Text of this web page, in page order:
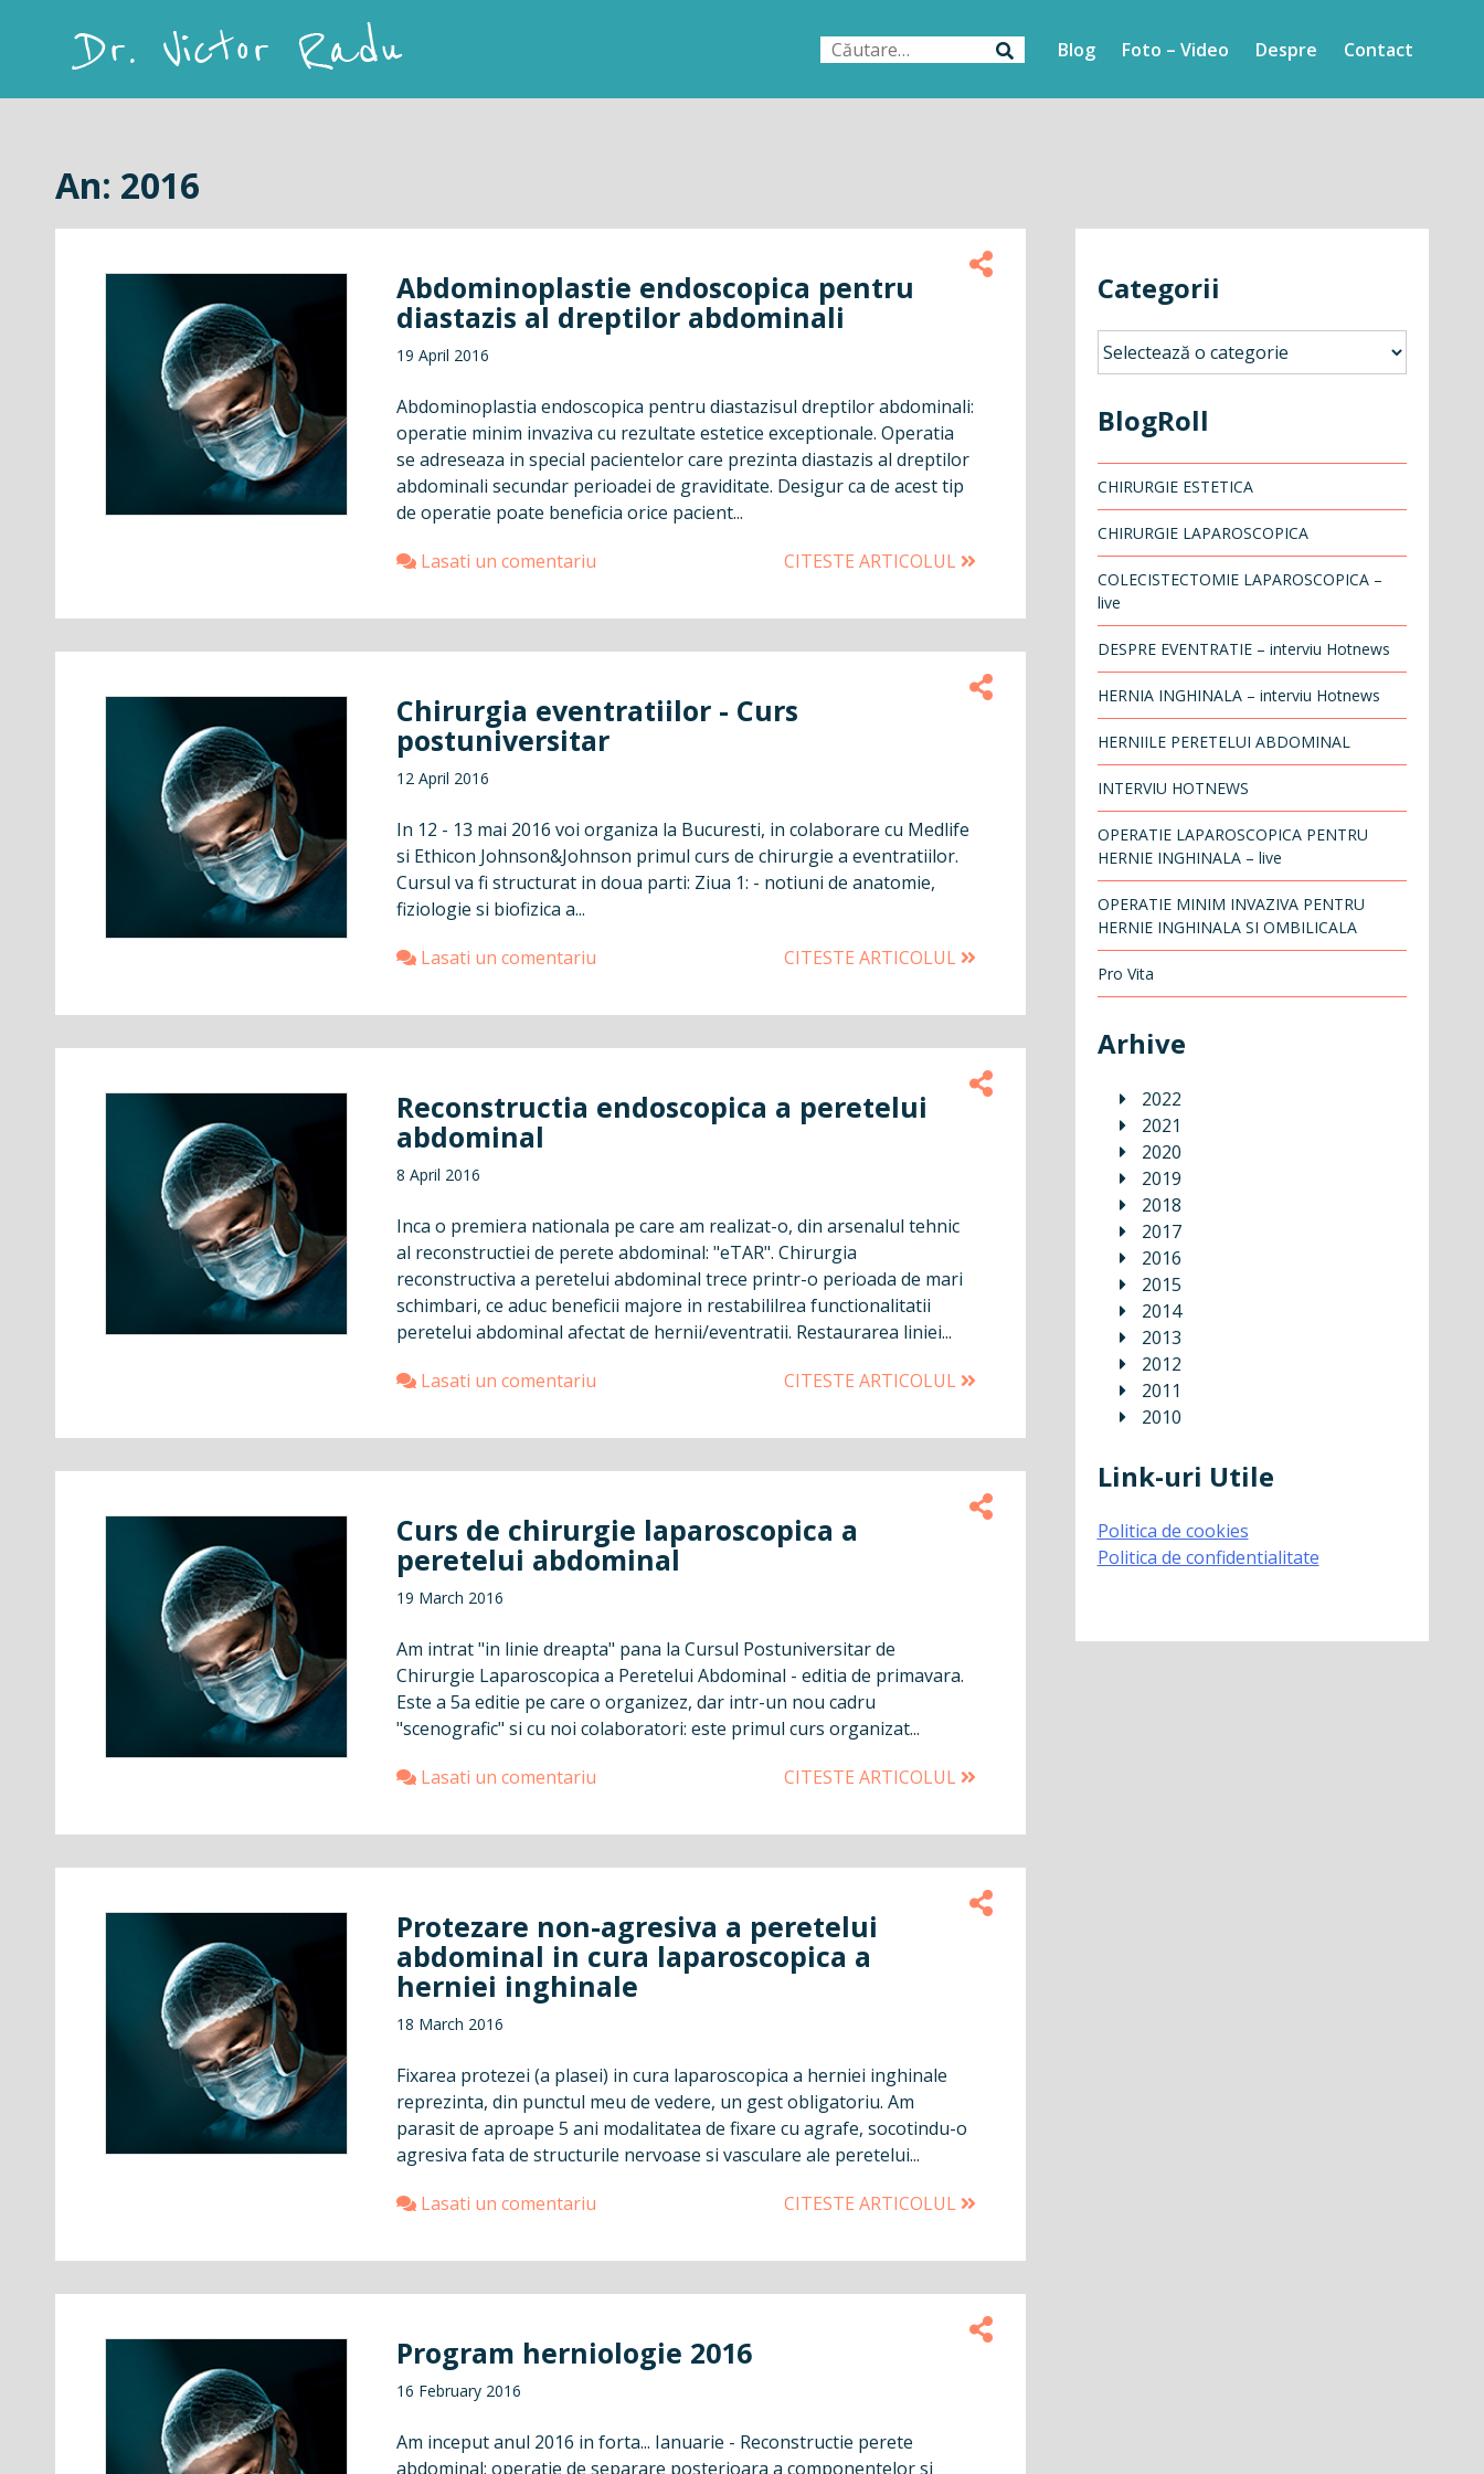
Caută
Blog Foto – Video Despre Contact
An: 2016
Abdominoplastie endoscopica pentru
diastazis al dreptilor abdominali
19 April 2016
Abdominoplastia endoscopica pentru diastazisul dreptilor abdominali:
operatie minim invaziva cu rezultate estetice exceptionale. Operatia
se adreseaza in special pacientelor care prezinta diastazis al dreptilor
abdominali secundar perioadei de graviditate. Desigur ca de acest tip
de operatie poate beneficia orice pacient...
Lasati un comentariu
CITESTE ARTICOLUL
Chirurgia eventratiilor - Curs
postuniversitar
12 April 2016
In 12 - 13 mai 2016 voi organiza la Bucuresti, in colaborare cu Medlife
si Ethicon Johnson&Johnson primul curs de chirurgie a eventratiilor.
Cursul va fi structurat in doua parti: Ziua 1: - notiuni de anatomie,
fiziologie si biofizica a...
Lasati un comentariu
CITESTE ARTICOLUL
Reconstructia endoscopica a peretelui
abdominal
8 April 2016
Inca o premiera nationala pe care am realizat-o, din arsenalul tehnic
al reconstructiei de perete abdominal: "eTAR". Chirurgia
reconstructiva a peretelui abdominal trece printr-o perioada de mari
schimbari, ce aduc beneficii majore in restabililrea functionalitatii
peretelui abdominal afectat de hernii/eventratii. Restaurarea liniei...
Lasati un comentariu
CITESTE ARTICOLUL
Curs de chirurgie laparoscopica a
peretelui abdominal
19 March 2016
Am intrat "in linie dreapta" pana la Cursul Postuniversitar de
Chirurgie Laparoscopica a Peretelui Abdominal - editia de primavara.
Este a 5a editie pe care o organizez, dar intr-un nou cadru
"scenografic" si cu noi colaboratori: este primul curs organizat...
Lasati un comentariu
CITESTE ARTICOLUL
Protezare non-agresiva a peretelui
abdominal in cura laparoscopica a
herniei inghinale
18 March 2016
Fixarea protezei (a plasei) in cura laparoscopica a herniei inghinale
reprezinta, din punctul meu de vedere, un gest obligatoriu. Am
parasit de aproape 5 ani modalitatea de fixare cu agrafe, socotindu-o
agresiva fata de structurile nervoase si vasculare ale peretelui...
Lasati un comentariu
CITESTE ARTICOLUL
Program herniologie 2016
16 February 2016
Am inceput anul 2016 in forta... Ianuarie - Reconstructie perete
abdominal: operatie de separare posterioara a componentelor si
Categorii
Categorii
BlogRoll
CHIRURGIE ESTETICA
CHIRURGIE LAPAROSCOPICA
COLECISTECTOMIE LAPAROSCOPICA –
live
DESPRE EVENTRATIE – interviu Hotnews
HERNIA INGHINALA – interviu Hotnews
HERNIILE PERETELUI ABDOMINAL
INTERVIU HOTNEWS
OPERATIE LAPAROSCOPICA PENTRU
HERNIE INGHINALA – live
OPERATIE MINIM INVAZIVA PENTRU
HERNIE INGHINALA SI OMBILICALA
Pro Vita
Arhive
2022
2021
2020
2019
2018
2017
2016
2015
2014
2013
2012
2011
2010
Link-uri Utile
Politica de cookies
Politica de confidentialitate